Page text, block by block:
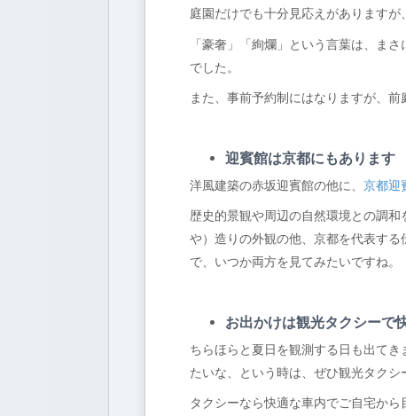
庭園だけでも十分見応えがありますが
「豪奢」「絢爛」という言葉は、ま
でした。
また、事前予約制にはなりますが、
迎賓館は京都にもあります
洋風建築の赤坂迎賓館の他に、 京都迎
歴史的景観や周辺の自然環境との調
や）造りの外観の他、京都を代表す
で、いつか両方を見てみたいですね。
お出かけは観光タクシーで
ちらほらと夏日を観測する日も出て
たいな、という時は、ぜひ観光タクシ
タクシーなら快適な車内でご自宅か